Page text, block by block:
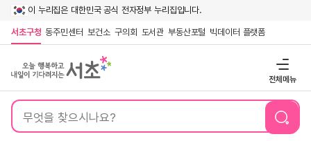
이 누리집은 대한민국 공식 전자정부 누리집입니다.
서초구청 동주민센터 보건소 구의회 도서관 부동산포털 빅데이터 플랫폼
전체메뉴
통
검